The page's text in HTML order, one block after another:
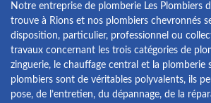
Notre entreprise de plomberie Les Plombiers
trouve à Rions et nos plombiers chevronnés
disposition, particulier, professionnel ou
travaux concernant les trois catégories de
zinguerie, le chauffage central et la plomberie
plombiers sont de véritables polyvalents, ils
pose, de l’entretien, du dépannage, de la